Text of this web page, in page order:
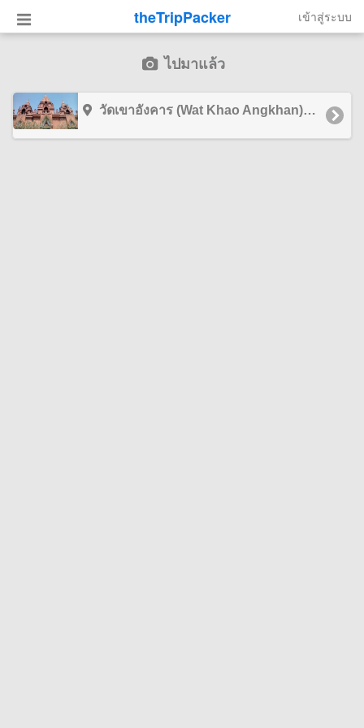
theTripPacker เข้าสู่ระบบ
ไปมาแล้ว
วัดเขาอังคาร (Wat Khao Angkhan) บุรีรัมย์